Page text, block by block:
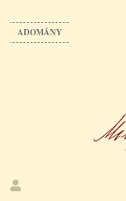
tartalomra
ADOMÁNY